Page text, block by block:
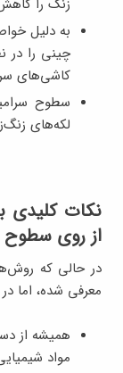
زنگ را
به دلیل
چینی را در
کاشی‌های
سطوح
لکه‌های
نکات کلیدی
از روی سطوح
در حالی که
معرفی شده، اما
همیشه از
مواد